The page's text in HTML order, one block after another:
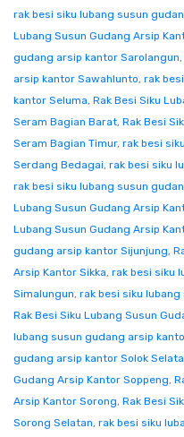
rak besi siku lubang susun
Lubang Susun Gudang Arsip
gudang arsip kantor Sarolangun,
arsip kantor Sawahlunto, rak
kantor Seluma, Rak Besi Siku
Seram Bagian Barat, Rak Besi
Seram Bagian Timur, rak besi
Serdang Bedagai, rak besi siku
rak besi siku lubang susun
Lubang Susun Gudang Arsip
Lubang Susun Gudang Arsip
gudang arsip kantor Sijunjung,
Arsip Kantor Sikka, rak besi siku
Simalungun, rak besi siku
Rak Besi Siku Lubang Susun
lubang susun gudang arsip
gudang arsip kantor Solok
Gudang Arsip Kantor Soppeng,
Arsip Kantor Sorong, Rak Besi
Sorong Selatan, rak besi siku